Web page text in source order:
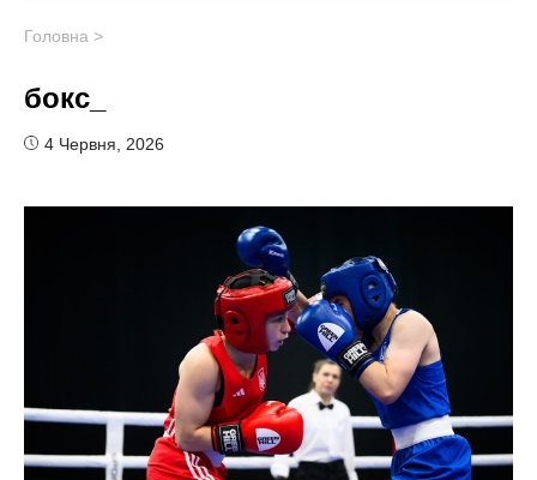
Головна >
бокс_
4 Червня, 2026